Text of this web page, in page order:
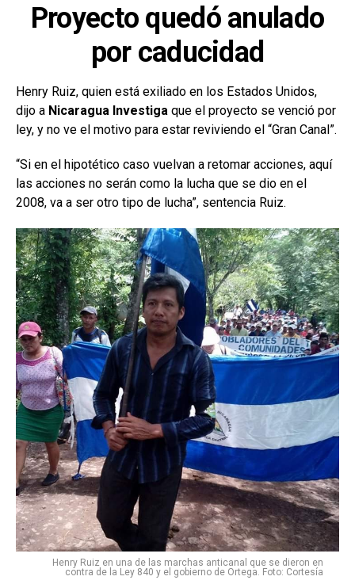
Proyecto quedó anulado
por caducidad
Henry Ruiz, quien está exiliado en los Estados Unidos,
dijo a Nicaragua Investiga que el proyecto se venció por
ley, y no ve el motivo para estar reviviendo el “Gran Canal”.
“Si en el hipotético caso vuelvan a retomar acciones, aquí
las acciones no serán como la lucha que se dio en el
2008, va a ser otro tipo de lucha”, sentencia Ruiz.
Henry Ruiz en una de las marchas anticanal que se dieron en
contra de la Ley 840 y el gobierno de Ortega. Foto: Cortesía